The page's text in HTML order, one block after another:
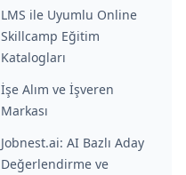
LMS ile Uyumlu Online
Skillcamp Eğitim
Katalogları
İşe Alım ve İşveren
Markası
Jobnest.ai: AI Bazlı Aday
Değerlendirme ve